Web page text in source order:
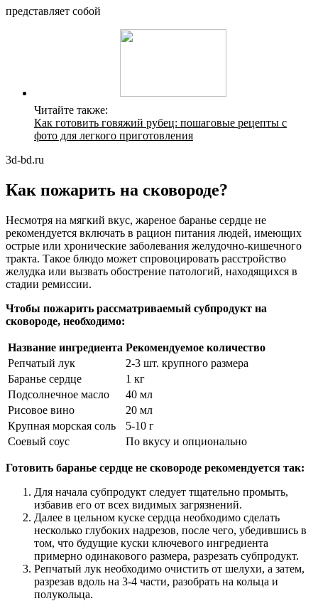
представляет собой
Читайте также:
Как готовить говяжий рубец: пошаговые рецепты с
фото для легкого приготовления
3d-bd.ru
Как пожарить на сковороде?
Несмотря на мягкий вкус, жареное баранье сердце не
рекомендуется включать в рацион питания людей, имеющих
острые или хронические заболевания желудочно-кишечного
тракта. Такое блюдо может спровоцировать расстройство
желудка или вызвать обострение патологий, находящихся в
стадии ремиссии.
Чтобы пожарить рассматриваемый субпродукт на
сковороде, необходимо:
Название ингредиента Рекомендуемое количество
Репчатый лук
2-3 шт. крупного размера
Баранье сердце
1 кг
Подсолнечное масло
40 мл
Рисовое вино
20 мл
Крупная морская соль
5-10 г
Соевый соус
По вкусу и опционально
Готовить баранье сердце не сковороде рекомендуется так:
Для начала субпродукт следует тщательно промыть,
избавив его от всех видимых загрязнений.
Далее в цельном куске сердца необходимо сделать
несколько глубоких надрезов, после чего, убедившись в
том, что будущие куски ключевого ингредиента
примерно одинакового размера, разрезать субпродукт.
Репчатый лук необходимо очистить от шелухи, а затем,
разрезав вдоль на 3-4 части, разобрать на кольца и
полукольца.